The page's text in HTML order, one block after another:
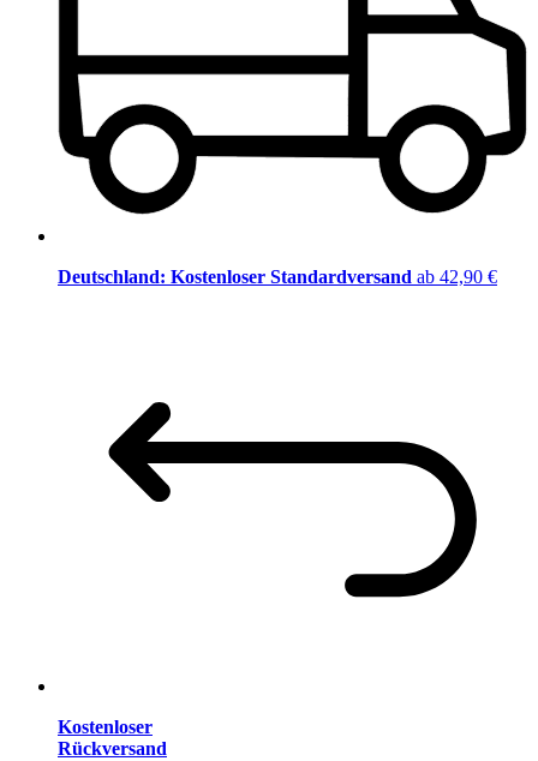
Deutschland: Kostenloser Standardversand ab 42,90 €
Kostenloser
Rückversand